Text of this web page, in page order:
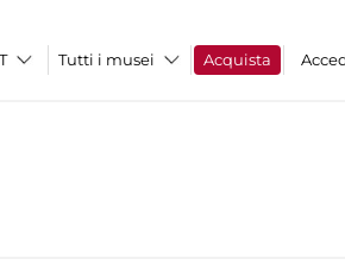
Tutti i musei Acquista